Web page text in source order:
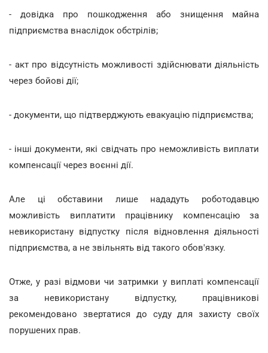
- довідка про пошкодження або знищення майна
підприємства внаслідок обстрілів;
- акт про відсутність можливості здійснювати діяльність
через бойові дії;
- документи, що підтверджують евакуацію підприємства;
- інші документи, які свідчать про неможливість виплати
компенсації через воєнні дії.
Але ці обставини лише нададуть роботодавцю
можливість виплатити працівнику компенсацію за
невикористану відпустку після відновлення діяльності
підприємства, а не звільнять від такого обов'язку.
Отже, у разі відмови чи затримки у виплаті компенсації
за невикористану відпустку, працівникові
рекомендовано звертатися до суду для захисту своїх
порушених прав.